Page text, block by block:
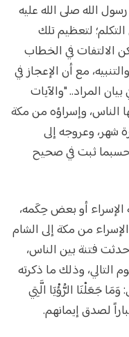
الله صلى الله عليه
لتعظيم تلك
الالتفات في الخطاب
مع أن الإعجاز في
المراد.. "والآيات
الناس، وإسراؤه من مكة
شهر، وعروجه إلى
حسبما ثبت في صحيح
الإسراء أو بعض حِكَمه،
من مكة إلى الشام
فتنة بين الناس،
التالي، وذلك ما ذكرته
جَعَلْنَا الرُّؤْيَا الَّتِي
لصدق إيمانهم.